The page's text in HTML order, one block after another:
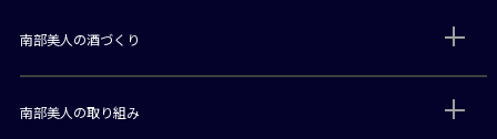
南部美人の酒づくり
南部美人の取り組み